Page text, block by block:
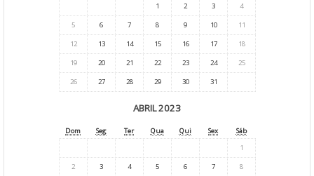
1
2 3 4
5 6 7 8 9 10 11
12 13 14 15 16 17 18
19 20 21 22 23 24 25
26 27 28 29 30 31
ABRIL 2023
Dom Seg Ter Qua Qui Sex
Sáb
1
2 3 4 5 6 7 8